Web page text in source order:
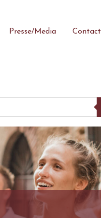
Presse/Media Contact